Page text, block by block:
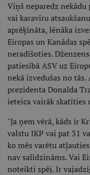
Viņš neparedz
vai karavīru
aprēķināta, lēnāka
Eiropas un Kanādas
neradīšoties.
patiesībā ASV uz
nekā izvedušas no
prezidenta Donalda
ieteica vairāk skatīties
"Ja ņem vērā, kāds ir
valstu IKP vai pat 31
ko mēs varētu
nav salīdzināms. Vai
noteikti spēj. Ir